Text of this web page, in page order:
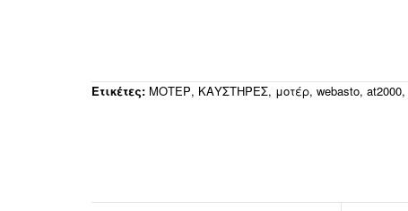
Ετικέτες: ΜΟΤΕΡ, ΚΑΥΣΤΗΡΕΣ, μοτέρ, webasto, at2000,